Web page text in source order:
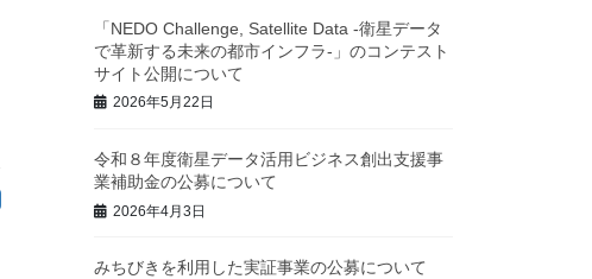
「NEDO Challenge, Satellite Data -衛星データ
で革新する未来の都市インフラ-」のコンテスト
サイト公開について
2026年5月22日
令和８年度衛星データ活用ビジネス創出支援事
業補助金の公募について
2026年4月3日
みちびきを利用した実証事業の公募について